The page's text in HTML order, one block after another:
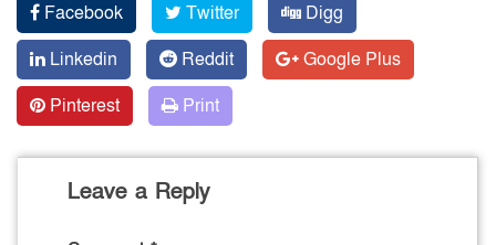
Facebook Twitter
Digg
Linkedin
Reddit
Google Plus
Pinterest
Print
Leave a Reply